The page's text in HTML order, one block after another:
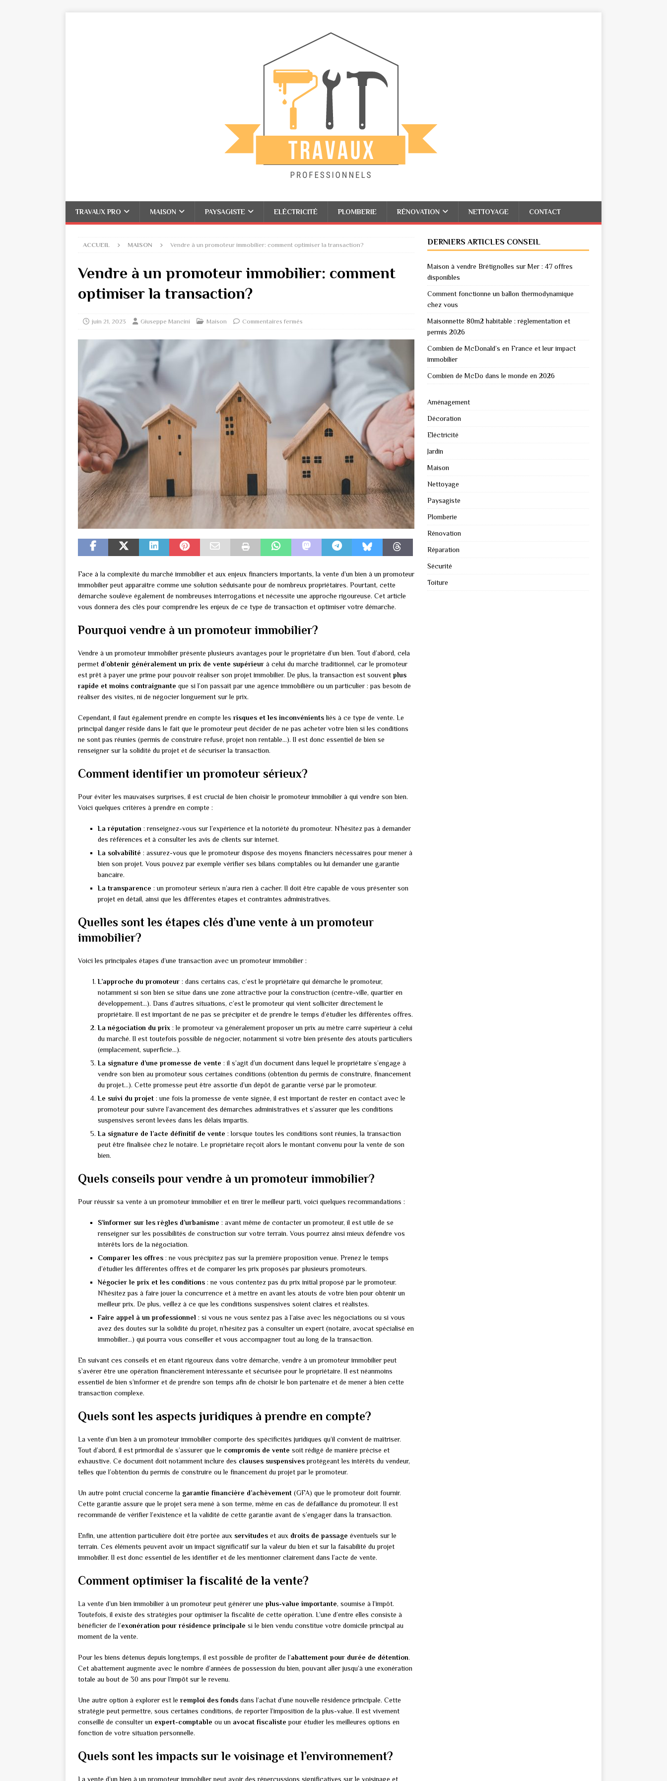
TRAVAUX PRO MAISON PAYSAGISTE ELÉCTRICITÉ PLOMBERIE RÉNOVATION NETTOYAGE CONTACT
ACCUEIL MAISON Vendre à un promoteur immobilier: comment optimiser la transaction?
Vendre à un promoteur immobilier: comment
optimiser la transaction?
juin 21, 2023 Giuseppe Mancini Maison Commentaires fermés
Face à la complexité du marché immobilier et aux enjeux financiers importants, la vente d’un bien à un promoteur
immobilier peut apparaître comme une solution séduisante pour de nombreux propriétaires. Pourtant, cette
démarche soulève également de nombreuses interrogations et nécessite une approche rigoureuse. Cet article
vous donnera des clés pour comprendre les enjeux de ce type de transaction et optimiser votre démarche.
Pourquoi vendre à un promoteur immobilier?
Vendre à un promoteur immobilier présente plusieurs avantages pour le propriétaire d’un bien. Tout d’abord, cela
permet d’obtenir généralement un prix de vente supérieur à celui du marché traditionnel, car le promoteur
est prêt à payer une prime pour pouvoir réaliser son projet immobilier. De plus, la transaction est souvent plus
rapide et moins contraignante que si l’on passait par une agence immobilière ou un particulier : pas besoin de
réaliser des visites, ni de négocier longuement sur le prix.
Cependant, il faut également prendre en compte les risques et les inconvénientsliés à ce type de vente. Le
principal danger réside dans le fait que le promoteur peut décider de ne pas acheter votre bien si les conditions
ne sont pas réunies (permis de construire refusé, projet non rentable…). Il est donc essentiel de bien se
renseigner sur la solidité du projet et de sécuriser la transaction.
Comment identifier un promoteur sérieux?
Pour éviter les mauvaises surprises, il est crucial de bien choisir le promoteur immobilier à qui vendre son bien.
Voici quelques critères à prendre en compte :
La réputation : renseignez-vous sur l’expérience et la notoriété du promoteur. N’hésitez pas à demander
des références et à consulter les avis de clients sur internet.
La solvabilité : assurez-vous que le promoteur dispose des moyens financiers nécessaires pour mener à
bien son projet. Vous pouvez par exemple vérifier ses bilans comptables ou lui demander une garantie
bancaire.
La transparence : un promoteur sérieux n’aura rien à cacher. Il doit être capable de vous présenter son
projet en détail, ainsi que les différentes étapes et contraintes administratives.
Quelles sont les étapes clés d’une vente à un promoteur
immobilier?
Voici les principales étapes d’une transaction avec un promoteur immobilier :
L’approche du promoteur : dans certains cas, c’est le propriétaire qui démarche le promoteur,
notamment si son bien se situe dans une zone attractive pour la construction (centre-ville, quartier en
développement…). Dans d’autres situations, c’est le promoteur qui vient solliciter directement le
propriétaire. Il est important de ne pas se précipiter et de prendre le temps d’étudier les différentes offres.
La négociation du prix : le promoteur va généralement proposer un prix au mètre carré supérieur à celui
du marché. Il est toutefois possible de négocier, notamment si votre bien présente des atouts particuliers
(emplacement, superficie…).
La signature d’une promesse de vente : il s’agit d’un document dans lequel le propriétaire s’engage à
vendre son bien au promoteur sous certaines conditions (obtention du permis de construire, financement
du projet…). Cette promesse peut être assortie d’un dépôt de garantie versé par le promoteur.
Le suivi du projet : une fois la promesse de vente signée, il est important de rester en contact avec le
promoteur pour suivre l’avancement des démarches administratives et s’assurer que les conditions
suspensives seront levées dans les délais impartis.
La signature de l’acte définitif de vente : lorsque toutes les conditions sont réunies, la transaction
peut être finalisée chez le notaire. Le propriétaire reçoit alors le montant convenu pour la vente de son
bien.
Quels conseils pour vendre à un promoteur immobilier?
Pour réussir sa vente à un promoteur immobilier et en tirer le meilleur parti, voici quelques recommandations :
S’informer sur les règles d’urbanisme : avant même de contacter un promoteur, il est utile de se
renseigner sur les possibilités de construction sur votre terrain. Vous pourrez ainsi mieux défendre vos
intérêts lors de la négociation.
Comparer les offres : ne vous précipitez pas sur la première proposition venue. Prenez le temps
d’étudier les différentes offres et de comparer les prix proposés par plusieurs promoteurs.
Négocier le prix et les conditions : ne vous contentez pas du prix initial proposé par le promoteur.
N’hésitez pas à faire jouer la concurrence et à mettre en avant les atouts de votre bien pour obtenir un
meilleur prix. De plus, veillez à ce que les conditions suspensives soient claires et réalistes.
Faire appel à un professionnel : si vous ne vous sentez pas à l’aise avec les négociations ou si vous
avez des doutes sur la solidité du projet, n’hésitez pas à consulter un expert (notaire, avocat spécialisé en
immobilier…) qui pourra vous conseiller et vous accompagner tout au long de la transaction.
En suivant ces conseils et en étant rigoureux dans votre démarche, vendre à un promoteur immobilier peut
s’avérer être une opération financièrement intéressante et sécurisée pour le propriétaire. Il est néanmoins
essentiel de bien s’informer et de prendre son temps afin de choisir le bon partenaire et de mener à bien cette
transaction complexe.
Quels sont les aspects juridiques à prendre en compte?
La vente d’un bien à un promoteur immobilier comporte des spécificités juridiques qu’il convient de maîtriser.
Tout d’abord, il est primordial de s’assurer que le compromis de vente soit rédigé de manière précise et
exhaustive. Ce document doit notamment inclure des clauses suspensivesprotégeant les intérêts du vendeur,
telles que l’obtention du permis de construire ou le financement du projet par le promoteur.
Un autre point crucial concerne la garantie financière d’achèvement (GFA) que le promoteur doit fournir.
Cette garantie assure que le projet sera mené à son terme, même en cas de défaillance du promoteur. Il est
recommandé de vérifier l’existence et la validité de cette garantie avant de s’engager dans la transaction.
Enfin, une attention particulière doit être portée aux servitudes et aux droits de passage éventuels sur le
terrain. Ces éléments peuvent avoir un impact significatif sur la valeur du bien et sur la faisabilité du projet
immobilier. Il est donc essentiel de les identifier et de les mentionner clairement dans l’acte de vente.
Comment optimiser la fiscalité de la vente?
La vente d’un bien immobilier à un promoteur peut générer une plus-value importante, soumise à l’impôt.
Toutefois, il existe des stratégies pour optimiser la fiscalité de cette opération. L’une d’entre elles consiste à
bénéficier de l’exonération pour résidence principale si le bien vendu constitue votre domicile principal au
moment de la vente.
Pour les biens détenus depuis longtemps, il est possible de profiter de l’abattement pour durée de détention.
Cet abattement augmente avec le nombre d’années de possession du bien, pouvant aller jusqu’à une exonération
totale au bout de 30 ans pour l’impôt sur le revenu.
Une autre option à explorer est le remploi des fonds dans l’achat d’une nouvelle résidence principale. Cette
stratégie peut permettre, sous certaines conditions, de reporter l’imposition de la plus-value. Il est vivement
conseillé de consulter un expert-comptable ou un avocat fiscaliste pour étudier les meilleures options en
fonction de votre situation personnelle.
Quels sont les impacts sur le voisinage et l’environnement?
La vente d’un bien à un promoteur immobilier peut avoir des répercussions significatives sur le voisinage et
DERNIERS ARTICLES CONSEIL
Maison à vendre Brétignolles sur Mer : 47 offres
disponibles
Comment fonctionne un ballon thermodynamique
chez vous
Maisonnette 80m2 habitable : réglementation et
permis 2026
Combien de McDonald’s en France et leur impact
immobilier
Combien de McDo dans le monde en 2026
Aménagement
Décoration
Eléctricité
Jardin
Maison
Nettoyage
Paysagiste
Plomberie
Rénovation
Réparation
Sécurité
Toiture